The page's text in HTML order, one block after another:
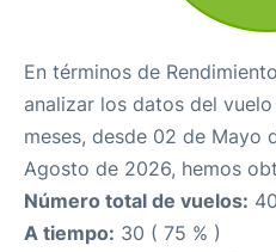
En términos de
analizar los datos del
meses, desde 02 de Mayo
Agosto de 2026, hemos
Número total de vuelos: 40
A tiempo: 30 ( 75 % )